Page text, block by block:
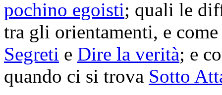
pochino egoisti; quali le
tra gli orientamenti, e
Segreti e Dire la verità; e
quando ci si trova Sotto